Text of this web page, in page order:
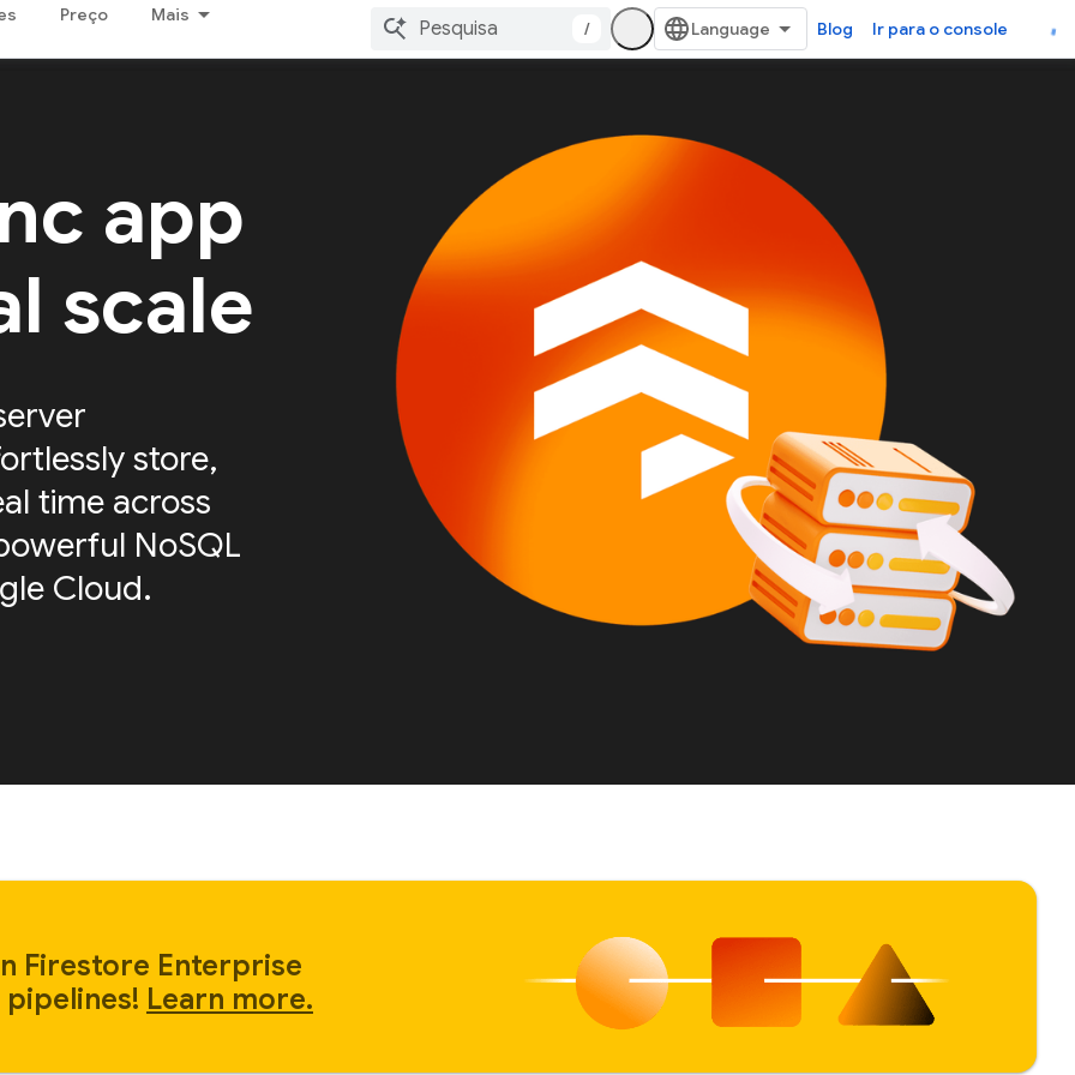
Preço Mais
/ Blog Ir para o console
app
scale
store,
time across
NoSQL
Cloud.
Firestore Enterprise
Learn more.